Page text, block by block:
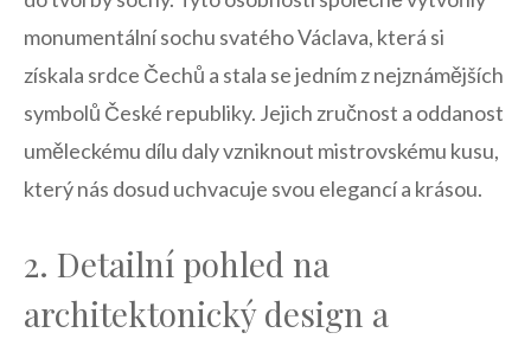
monumentální sochu ​svatého Václava, která⁤ si
získala srdce Čechů ⁤a ​stala ⁤se ⁤jedním z nejznámějších
⁣symbolů České republiky. Jejich zručnost a oddanost‍
uměleckému dílu daly vzniknout mistrovskému ⁣kusu,
který​ nás⁤ dosud uchvacuje svou ⁣elegancí a⁣ krásou.
2.⁢ Detailní ⁤pohled na
architektonický⁤ design ⁣a⁢